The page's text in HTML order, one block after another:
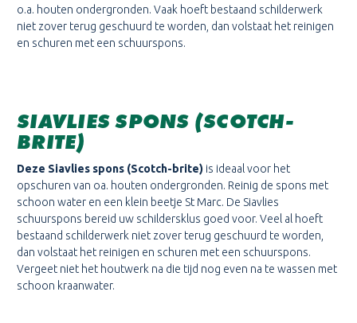
o.a. houten ondergronden. Vaak hoeft bestaand schilderwerk
niet zover terug geschuurd te worden, dan volstaat het reinigen
en schuren met een schuurspons.
SIAVLIES SPONS (SCOTCH-
BRITE)
Deze Siavlies spons (Scotch-brite) is ideaal voor het
opschuren van oa. houten ondergronden. Reinig de spons met
schoon water en een klein beetje St Marc. De Siavlies
schuurspons bereid uw schildersklus goed voor. Veel al hoeft
bestaand schilderwerk niet zover terug geschuurd te worden,
dan volstaat het reinigen en schuren met een schuurspons.
Vergeet niet het houtwerk na die tijd nog even na te wassen met
schoon kraanwater.